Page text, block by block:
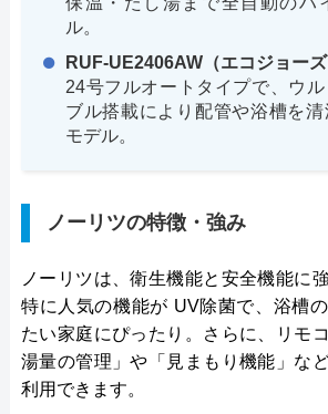
ル。
RUF-UE2406AW（エコジョーズ
24号フルオートタイプで、ウ
ブル搭載により配管や浴槽を
モデル。
ノーリツの特徴・強み
ノーリツは、衛生機能と安全機能に
特に人気の機能が UV除菌で、浴槽
たい家庭にぴったり。さらに、リモ
湯量の管理」や「見まもり機能」な
利用できます。